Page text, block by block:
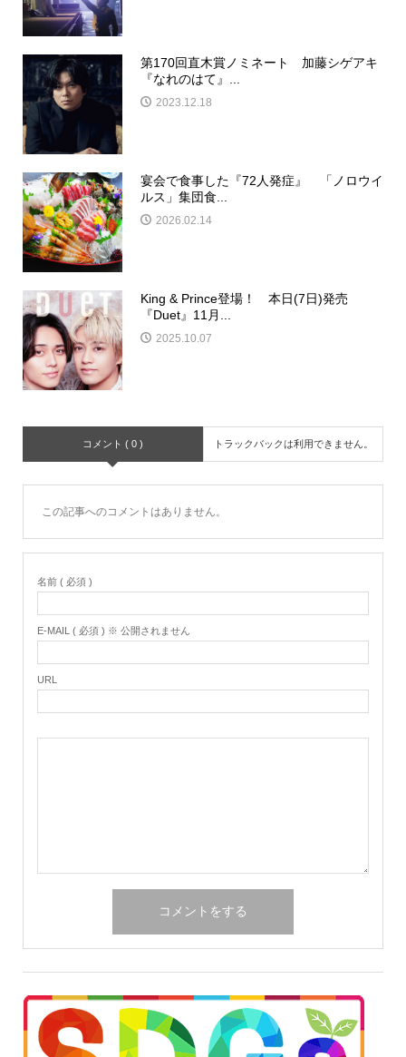
第170回直木賞ノミネート 加藤シゲアキ
『なれのはて』...
2023.12.18
宴会で食事した『72人発症』 「ノロウイ
ルス」集団食...
2026.02.14
King & Prince登場！ 本日(7日)発売
『Duet』11月...
2025.10.07
コメント ( 0 ) トラックバックは利用できません。
この記事へのコメントはありません。
名前 ( 必須 )
E-MAIL ( 必須 ) ※ 公開されません
URL